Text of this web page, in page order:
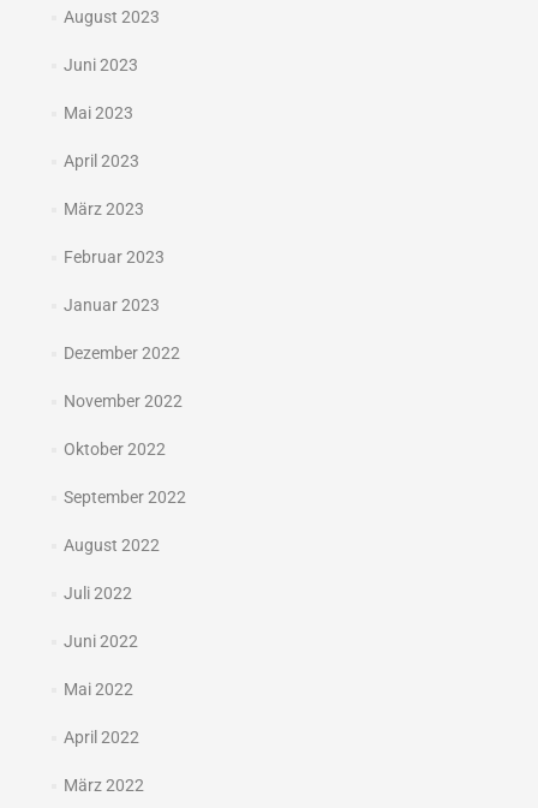
August 2023
Juni 2023
Mai 2023
April 2023
März 2023
Februar 2023
Januar 2023
Dezember 2022
November 2022
Oktober 2022
September 2022
August 2022
Juli 2022
Juni 2022
Mai 2022
April 2022
März 2022